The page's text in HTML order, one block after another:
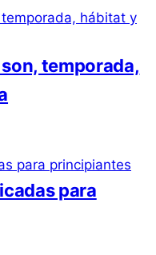
temporada,
para